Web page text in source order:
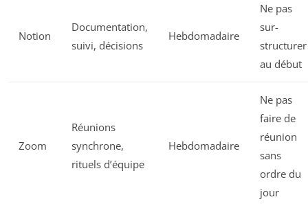
Notion
Documentation,
suivi, décisions
Hebdomadaire
Ne pas
sur-
structurer
au début
Zoom
Réunions
synchrone,
rituels d’équipe
Hebdomadaire
Ne pas
faire de
réunion
sans
ordre du
jour